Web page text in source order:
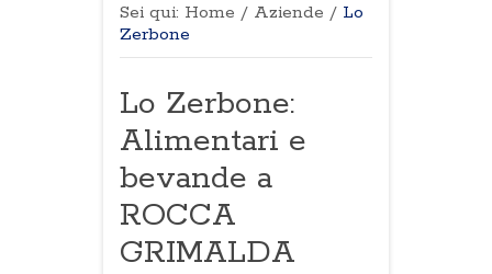
Sei qui: Home / Aziende / Lo
Zerbone
Lo Zerbone:
Alimentari e
bevande a
ROCCA
GRIMALDA